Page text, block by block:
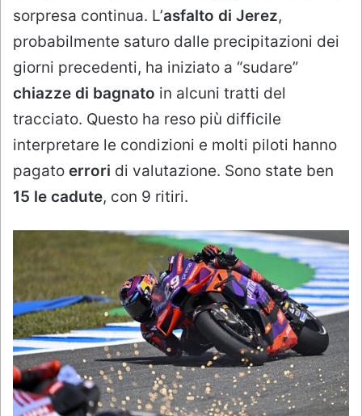
sorpresa continua. L’asfalto di Jerez,
probabilmente saturo dalle precipitazioni dei
giorni precedenti, ha iniziato a “sudare”
chiazze di bagnato in alcuni tratti del
tracciato. Questo ha reso più difficile
interpretare le condizioni e molti piloti hanno
pagato errori di valutazione. Sono state ben
15 le cadute, con 9 ritiri.